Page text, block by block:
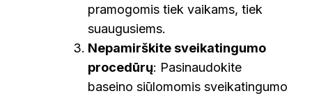
pramogomis tiek vaikams, tiek
suaugusiems.
Nepamirškite sveikatingumo
procedūrų: Pasinaudokite
baseino siūlomomis sveikatingumo